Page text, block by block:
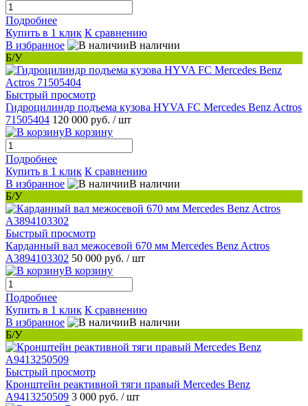
Подробнее
Купить в 1 клик К сравнению
В избранное
В наличии
Б/У
Быстрый просмотр
Гидроцилиндр подъема кузова HYVA FC Mercedes Benz Actros
71505404 120 000 руб. / шт
В корзину
Подробнее
Купить в 1 клик К сравнению
В избранное
В наличии
Б/У
Быстрый просмотр
Карданный вал межосевой 670 мм Mercedes Benz Actros
A3894103302 50 000 руб. / шт
В корзину
Подробнее
Купить в 1 клик К сравнению
В избранное
В наличии
Б/У
Быстрый просмотр
Кронштейн реактивной тяги правый Mercedes Benz
A9413250509 3 000 руб. / шт